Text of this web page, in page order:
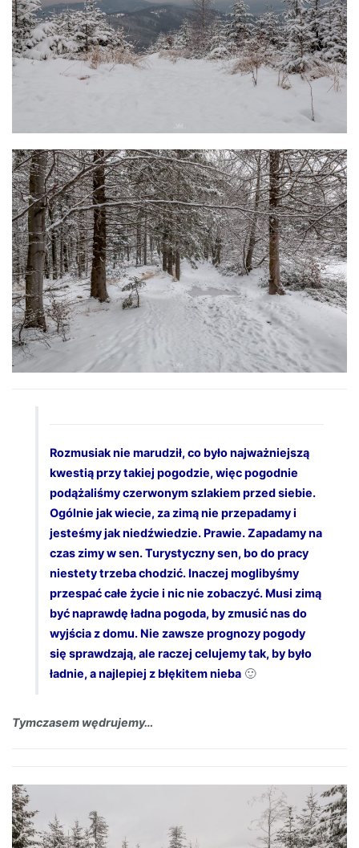
Rozmusiak nie marudził, co było najważniejszą
kwestią przy takiej pogodzie, więc pogodnie
podążaliśmy czerwonym szlakiem przed siebie.
Ogólnie jak wiecie, za zimą nie przepadamy i
jesteśmy jak niedźwiedzie. Prawie. Zapadamy na
czas zimy w sen. Turystyczny sen, bo do pracy
niestety trzeba chodzić. Inaczej moglibyśmy
przespać całe życie i nic nie zobaczyć. Musi zimą
być naprawdę ładna pogoda, by zmusić nas do
wyjścia z domu. Nie zawsze prognozy pogody
się sprawdzają, ale raczej celujemy tak, by było
ładnie, a najlepiej z błękitem nieba 🙂
Tymczasem wędrujemy…